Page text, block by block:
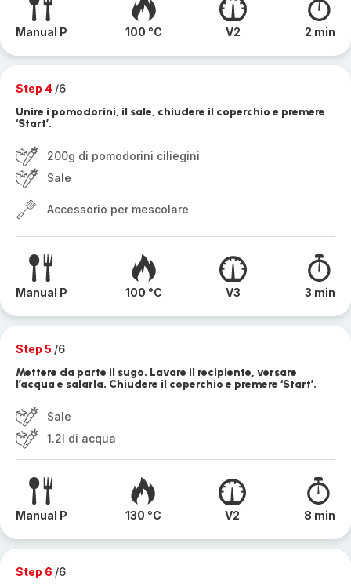
Manual P 100 °C V2 2 min
Step 4 /6
Unire i pomodorini, il sale, chiudere il coperchio e premere
‘Start’.
200g di pomodorini ciliegini
Sale
Accessorio per mescolare
Manual P 100 °C V3 3 min
Step 5 /6
Mettere da parte il sugo. Lavare il recipiente, versare
l’acqua e salarla. Chiudere il coperchio e premere ‘Start’.
Sale
1.2l di acqua
Manual P 130 °C V2 8 min
Step 6 /6